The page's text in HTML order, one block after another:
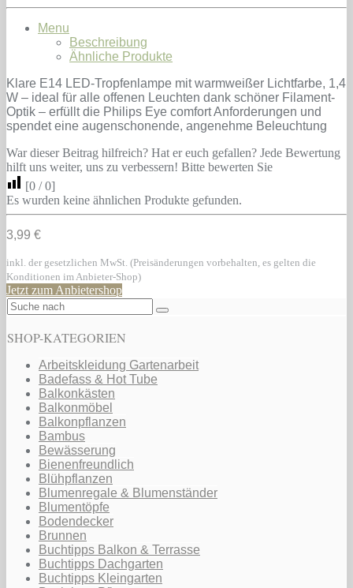
Menu
Beschreibung
Ähnliche Produkte
Klare E14 LED-Tropfenlampe mit warmweißer Lichtfarbe, 1,4
W – ideal für alle offenen Leuchten dank schöner Filament-
Optik – erfüllt die Philips Eye comfort Anforderungen und
spendet eine augenschonende, angenehme Beleuchtung
War dieser Beitrag hilfreich? Hat er euch gefallen? Jede Bewertung
hilft uns weiter, uns zu verbessern! Bitte bewerten Sie
[0 /0]
Es wurden keine ähnlichen Produkte gefunden.
3,99 €
inkl. der gesetzlichen MwSt. (Preisänderungen vorbehalten, es gelten die
Konditionen im Anbieter-Shop)
Jetzt zum Anbietershop
SHOP-KATEGORIEN
Arbeitskleidung Gartenarbeit
Badefass & Hot Tube
Balkonkästen
Balkonmöbel
Balkonpflanzen
Bambus
Bewässerung
Bienenfreundlich
Blühpflanzen
Blumenregale & Blumenständer
Blumentöpfe
Bodendecker
Brunnen
Buchtipps Balkon & Terrasse
Buchtipps Dachgarten
Buchtipps Kleingarten